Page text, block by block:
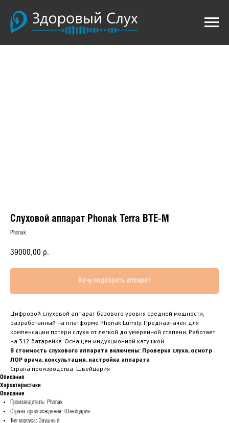
Слуховой аппарат Phonak Terra BTE-M
Phonak
39000,00 р.
Хочу подобрать аппарат
Цифровой слуховой аппарат базового уровня средней мощности,
разработанный на платформе Phonak Lumity. Предназначен для
компенсации потери слуха от легкой до умеренной степени. Работает
на 312 батарейке. Оснащен индукционной катушкой.
В стоимость слухового аппарата включены: Проверка слуха, осмотр
ЛОР врача, консультация, настройка аппарата
Страна производства: Швейцария
Описание
Характеристики
Описание
Производитель: Phonak
Страна происхождения: Швейцария
Тип корпуса: Заушный